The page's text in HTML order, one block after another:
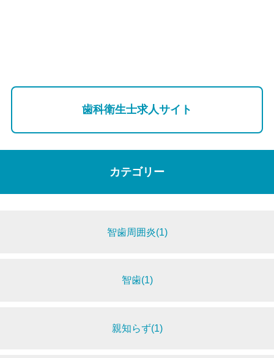
歯科衛生士求人サイト
カテゴリー
智歯周囲炎(1)
智歯(1)
親知らず(1)